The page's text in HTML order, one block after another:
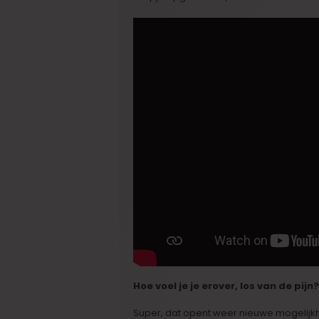
Hoe voel je je erover, los van de pijn?
Super, dat opent weer nieuwe